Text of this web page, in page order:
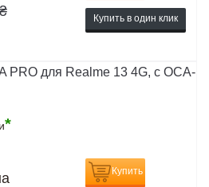
Купить в один клик
PRO для Realme 13 4G, с ОСА-
*
Купить